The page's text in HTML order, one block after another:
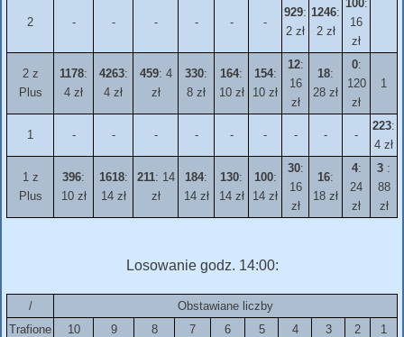
2 - - - - - -
929:
2 zł
1246:
2 zł
100:
16
zł
2 z
Plus
1178:
4 zł
4263:
4 zł
459: 4
zł
330:
8 zł
164:
10 zł
154:
10 zł
12:
16
zł
18:
28 zł
0:
120
zł
1
1 - - - - - - - - -
223:
4 zł
1 z
Plus
396:
10 zł
1618:
14 zł
211: 14
zł
184:
14 zł
130:
14 zł
100:
14 zł
30:
16
zł
16:
18 zł
4:
24
zł
3 :
88
zł
Losowanie godz. 14:00:
/
Obstawiane liczby
Trafione
10 9 8 7 6 5 4 3 2 1